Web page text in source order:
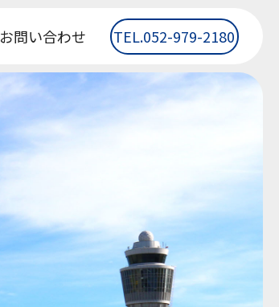
お問い合わせ TEL.052-979-2180